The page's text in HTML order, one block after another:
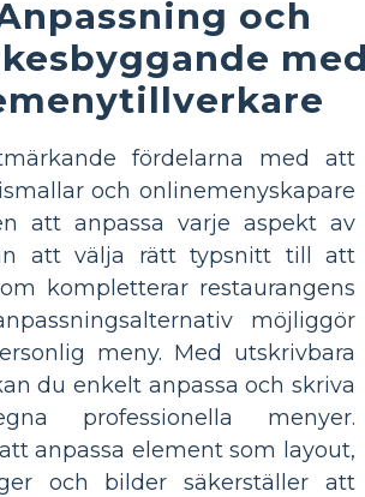
och
fördelarna med att
och onlinemenyskapare
att anpassa varje aspekt av
att välja rätt typsnitt till att
kompletterar restaurangens
möjliggör
meny. Med utskrivbara
du enkelt anpassa och skriva
professionella menyer.
anpassa element som layout,
och bilder säkerställer att